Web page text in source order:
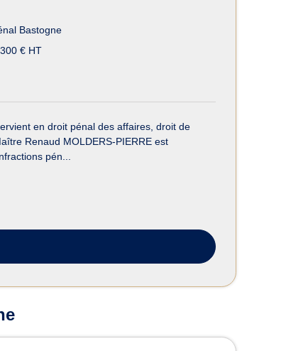
Bastogne
€ HT
en droit pénal des affaires, droit de
Renaud MOLDERS-PIERRE est
pén...